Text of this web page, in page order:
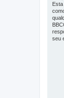
seu